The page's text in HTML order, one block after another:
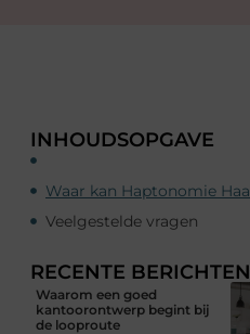
INHOUDSOPGAVE
Veelgestelde vragen
RECENTE BERICHTEN
Waarom een goed
kantoorontwerp begint bij
de looproute